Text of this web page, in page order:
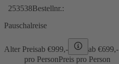
253538Bestellnr.:
Pauschalreise
Alter Preisab €999,- ab €699,-
pro PersonPreis pro Person